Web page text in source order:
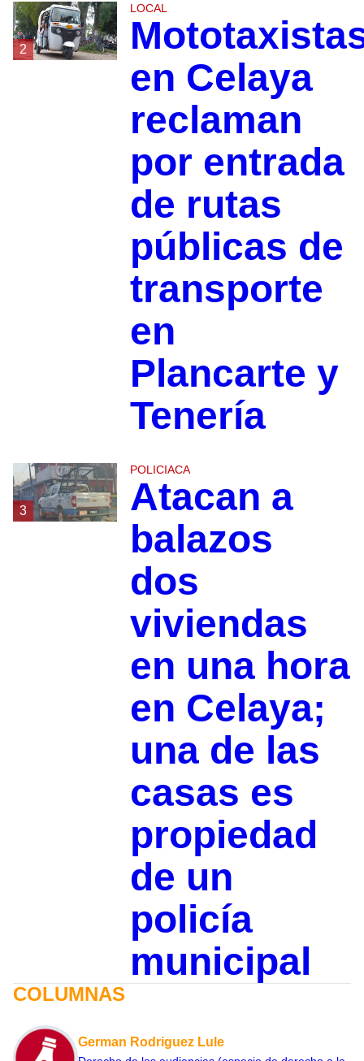
2
LOCAL
en Celaya
reclaman
por entrada
de rutas
públicas de
transporte
en
Plancarte y
Tenería
3
POLICIACA
Atacan a
balazos
dos
viviendas
en una hora
en Celaya;
una de las
casas es
propiedad
de un
policía
municipal
COLUMNAS
German Rodriguez Lule